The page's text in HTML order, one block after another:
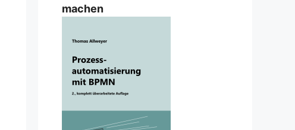
machen